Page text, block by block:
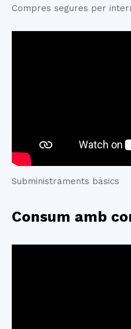
Compres segures per
Subministraments bàsics
Consum amb